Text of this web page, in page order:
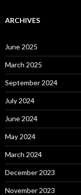
c
o
r
:
ARCHIVES
June 2025
March 2025
September 2024
July 2024
June 2024
May 2024
March 2024
December 2023
November 2023